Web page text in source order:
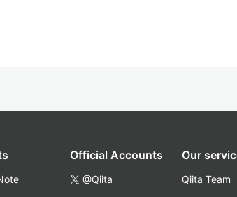
Official Accounts
@Qiita
Our
Qiita Team